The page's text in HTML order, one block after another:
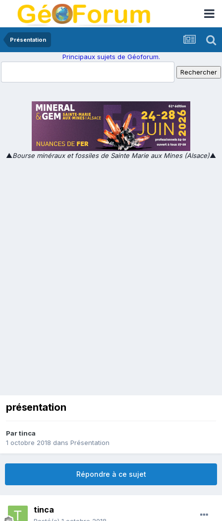
Présentation
Principaux sujets de Géoforum.
▲Bourse minéraux et fossiles de Sainte Marie aux Mines (Alsace)▲
présentation
Partinca
1 octobre 2018 dans Présentation
Répondre à ce sujet
tinca